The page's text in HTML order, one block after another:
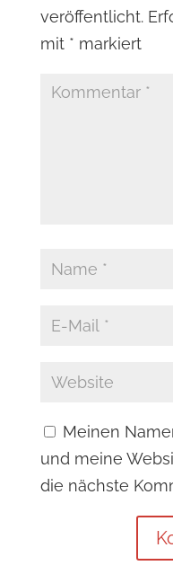
veröffentlicht.
mit * markiert
Meinen
und meine
die nächste